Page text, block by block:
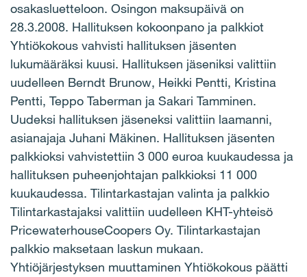
osakasluetteloon. Osingon maksupäivä on
28.3.2008. Hallituksen kokoonpano ja palkkiot
Yhtiökokous vahvisti hallituksen jäsenten
lukumääräksi kuusi. Hallituksen jäseniksi valittiin
uudelleen Berndt Brunow, Heikki Pentti, Kristina
Pentti, Teppo Taberman ja Sakari Tamminen.
Uudeksi hallituksen jäseneksi valittiin laamanni,
asianajaja Juhani Mäkinen. Hallituksen jäsenten
palkkioksi vahvistettiin 3 000 euroa kuukaudessa ja
hallituksen puheenjohtajan palkkioksi 11 000
kuukaudessa. Tilintarkastajan valinta ja palkkio
Tilintarkastajaksi valittiin uudelleen KHT-yhteisö
PricewaterhouseCoopers Oy. Tilintarkastajan
palkkio maksetaan laskun mukaan.
Yhtiöjärjestyksen muuttaminen Yhtiökokous päätti